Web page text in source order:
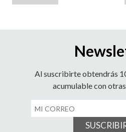
Al suscribirte obtendrás
acumulable con